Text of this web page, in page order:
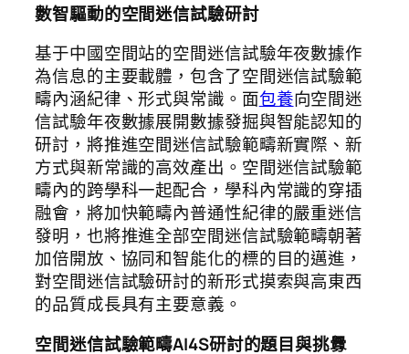
數智驅動的空間迷信試驗研討
基于中國空間站的空間迷信試驗年夜數據作
為信息的主要載體，包含了空間迷信試驗範
疇內涵紀律、形式與常識。面包養向空間迷
信試驗年夜數據展開數據發掘與智能認知的
研討，將推進空間迷信試驗範疇新實際、新
方式與新常識的高效產出。空間迷信試驗範
疇內的跨學科一起配合，學科內常識的穿插
融會，將加快範疇內普通性紀律的嚴重迷信
發明，也將推進全部空間迷信試驗範疇朝著
加倍開放、協同和智能化的標的目的邁進，
對空間迷信試驗研討的新形式摸索與高東西
的品質成長具有主要意義。
空間迷信試驗範疇AI4S研討的題目與挑釁